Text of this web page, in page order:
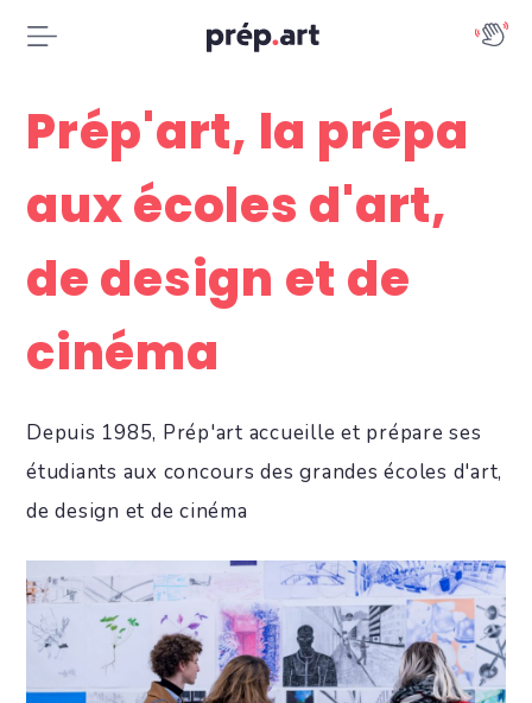
Prép'art, la prépa
aux écoles d'art,
de design et de
cinéma
Depuis 1985, Prép'art accueille et prépare ses
étudiants aux concours des grandes écoles d'art,
de design et de cinéma